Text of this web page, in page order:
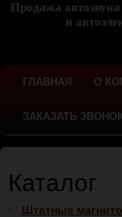
Продажа автозвука
и
ГЛАВНАЯ О
ЗАКАЗАТЬ
Каталог
Штатные